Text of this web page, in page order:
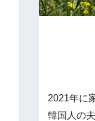
2021年に
韓国人の